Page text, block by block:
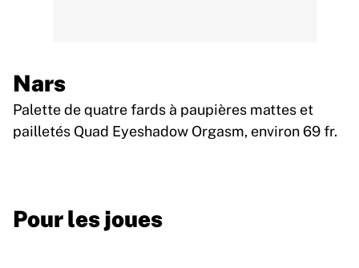
Nars
Palette de quatre fards à paupières mattes et
pailletés Quad Eyeshadow Orgasm, environ 69 fr.
Pour les joues